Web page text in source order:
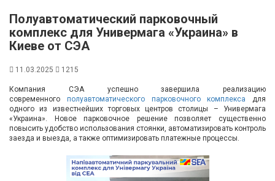
Каталог
Производство
Услуги
Новости
Вакансии
Полуавтоматический парковочный
комплекс для Универмага «Украина» в
Киеве от СЭА
11.03.2025 1215
Компания СЭА успешно завершила реализацию
современного полуавтоматического парковочного комплекса для
одного из известнейших торговых центров столицы – Универмага
«Украина». Новое парковочное решение позволяет существенно
повысить удобство использования стоянки, автоматизировать контроль
заезда и выезда, а также оптимизировать платежные процессы.